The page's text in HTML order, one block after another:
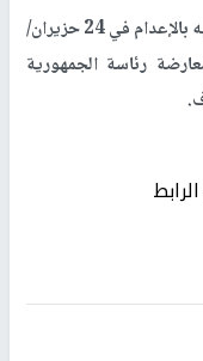
وتدهورت صحة سلطان هاشم، بعدما حكم عليه بالإعدام في 24 حزيران/
معارضة رئاسة الجمهورية